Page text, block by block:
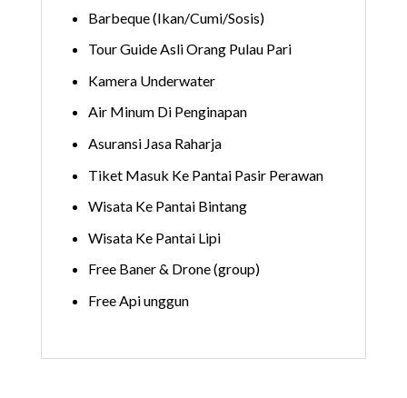
Barbeque (Ikan/Cumi/Sosis)
Tour Guide Asli Orang Pulau Pari
Kamera Underwater
Air Minum Di Penginapan
Asuransi Jasa Raharja
Tiket Masuk Ke Pantai Pasir Perawan
Wisata Ke Pantai Bintang
Wisata Ke Pantai Lipi
Free Baner & Drone (group)
Free Api unggun